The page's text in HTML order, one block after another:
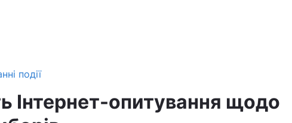
події
Інтернет-опитування щодо